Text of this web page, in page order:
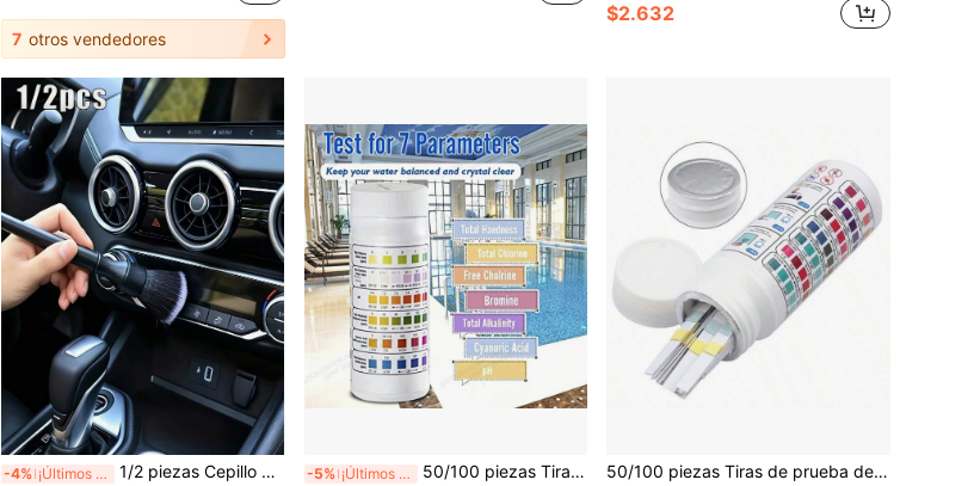
7 otros vendedores
$2.632
-4% ¡Últimos 3 días
1/2 piezas Cepillo de limpieza premium negro para interior de coche, cepillo práctico para quitar el polvo, adecuado para el salpicadero del coche, rejillas de ventilación, limpieza profunda de grietas interiores
-5% ¡Últimos 2 días
50/100 piezas Tiras de prueba multifuncionales para la calidad del agua de la piscina, detección rápida de pH, cloro, bromo, tiras de prueba portátiles desechables para SPA doméstico, aguas termales, parques acuáticos comerciales, mantenimiento de la calidad del agua de la piscina
50/100 piezas Tiras de prueba de calidad del agua 7 en 1, tiras de prueba multifunción para piscina y spa, tiras de prueba para jacuzzi, miden con precisión el pH, dureza, cloro total, alcalinidad total, ácido cianúrico y bromo, conveniente para monitorear la calidad del agua de la piscina, adecuado para la limpieza de piscinas de jardín, jacuzzis y spas.